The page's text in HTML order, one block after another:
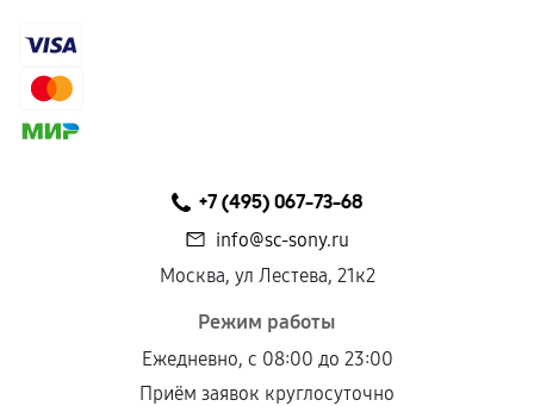
+7 (495) 067-73-68
info@sc-sony.ru
Москва, ул Лестева, 21к2
Режим работы
Ежедневно, с 08:00 до 23:00
Приём заявок круглосуточно